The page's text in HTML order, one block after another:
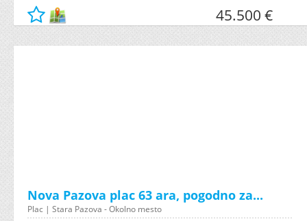
45.500 €
Nova Pazova plac 63 ara, pogodno za...
Plac | Stara Pazova - Okolno mesto